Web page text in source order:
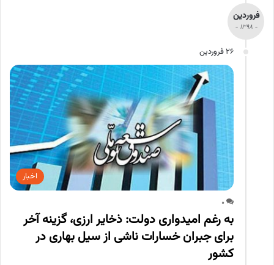
فروردین
- 1398 -
26 فروردین
اخبار
0
به رغم امیدواری دولت: ذخایر ارزی، گزینه آخر
برای جبران خسارات ناشی از سیل بهاری در
کشور